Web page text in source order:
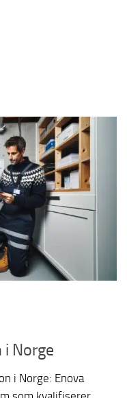
Norge
i Norge: Enova